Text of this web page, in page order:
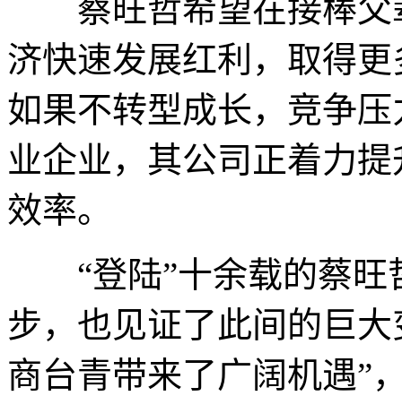
蔡旺哲希望在接棒父
济快速发展红利，取得
如果不转型成长，竞争
业企业，其公司正着力
效率。
“登陆”十余载的蔡旺
步，也见证了此间的巨
商台青带来了广阔机遇”